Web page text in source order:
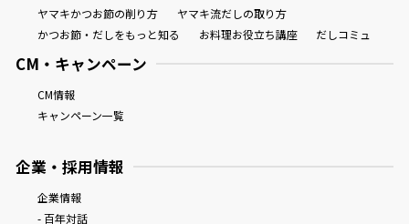
ヤマキかつお節の削り方
ヤマキ流だしの取り方
かつお節・だしをもっと知る
お料理お役立ち講座 だしコミュ
CM・キャンペーン
CM情報
キャンペーン一覧
企業・採用情報
企業情報
- 百年対話